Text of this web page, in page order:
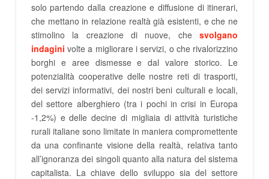
solo partendo dalla creazione e diffusione di itinerari,
che mettano in relazione realtà già esistenti, e che ne
stimolino la creazione di nuove, chesvolgano
indagini volte a migliorare i servizi, o che rivalorizzino
borghi e aree dismesse e dal valore storico. Le
potenzialità cooperative delle nostre reti di trasporti,
dei servizi informativi, dei nostri beni culturali e locali,
del settore alberghiero (tra i pochi in crisi in Europa
-1,2%) e delle decine di migliaia di attività turistiche
rurali italiane sono limitate in maniera compromettente
da una confinante visione della realtà, relativa tanto
all’ignoranza dei singoli quanto alla natura del sistema
capitalista. La chiave dello sviluppo sia del settore